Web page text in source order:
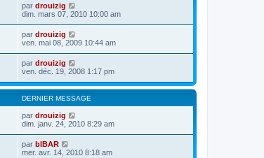
par drouizig
dim. mars 07, 2010 10:00 am
par drouizig
ven. mai 08, 2009 10:44 am
par drouizig
ven. déc. 19, 2008 1:17 pm
DERNIER MESSAGE
par drouizig
dim. janv. 24, 2010 8:29 am
par bIBAR
mer. avr. 14, 2010 8:18 am